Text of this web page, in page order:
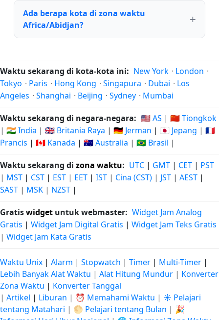
Ada berapa kota di zona waktu
Africa/Abidjan?
Waktu sekarang di kota-kota ini: New York · London ·
Tokyo · Paris · Hong Kong · Singapura · Dubai · Los
Angeles · Shanghai · Beijing · Sydney · Mumbai
Waktu sekarang di negara-negara: 🇺🇸 AS | 🇨🇳 Tiongkok
| 🇮🇳 India | 🇬🇧 Britania Raya | 🇩🇪 Jerman | 🇯🇵 Jepang | 🇫🇷
Prancis | 🇨🇦 Kanada | 🇦🇺 Australia | 🇧🇷 Brasil |
Waktu sekarang di zona waktu: UTC | GMT | CET | PST
| MST | CST | EST | EET | IST | Cina (CST) | JST | AEST |
SAST | MSK | NZST |
Gratiswidget untuk webmaster: Widget Jam Analog
Gratis | Widget Jam Digital Gratis | Widget Jam Teks Gratis
| Widget Jam Kata Gratis
Waktu Unix | Alarm | Stopwatch | Timer | Multi-Timer |
Lebih Banyak Alat Waktu | Alat Hitung Mundur | Konverter
Zona Waktu | Konverter Tanggal
| Artikel | Liburan | ⏰ Memahami Waktu | ☀️ Pelajari
tentang Matahari | 🌕 Pelajari tentang Bulan | 🎉